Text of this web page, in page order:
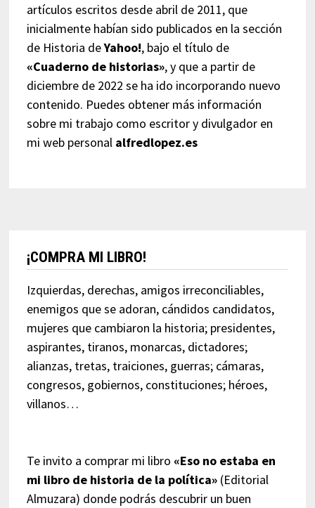
artículos escritos desde abril de 2011, que
inicialmente habían sido publicados en la sección
de Historia deYahoo!, bajo el título de
«Cuaderno de historias», y que a partir de
diciembre de 2022 se ha ido incorporando nuevo
contenido. Puedes obtener más información
sobre mi trabajo como escritor y divulgador en
mi web personal alfredlopez.es
¡COMPRA MI LIBRO!
Izquierdas, derechas, amigos irreconciliables,
enemigos que se adoran, cándidos candidatos,
mujeres que cambiaron la historia; presidentes,
aspirantes, tiranos, monarcas, dictadores;
alianzas, tretas, traiciones, guerras; cámaras,
congresos, gobiernos, constituciones; héroes,
villanos…
Te invito a comprar mi libro «Eso no estaba en
mi libro de historia de la política»(Editorial
Almuzara) donde podrás descubrir un buen